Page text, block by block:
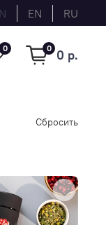
EN RU
0 0 0 р.
Сбросить